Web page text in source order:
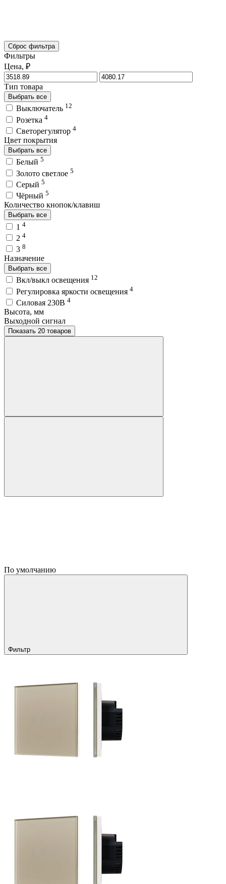
Сброс фильтра
Фильтры
Цена, ₽
Тип товара
Выбрать все
Выключатель 12
Розетка 4
Светорегулятор 4
Цвет покрытия
Выбрать все
Белый 5
Золото светлое 5
Серый 5
Чёрный 5
Количество кнопок/клавиш
Выбрать все
1 4
2 4
3 8
Назначение
Выбрать все
Вкл/выкл освещения 12
Регулировка яркости освещения 4
Силовая 230В 4
Высота, мм
Выходной сигнал
Показать 20 товаров
По умолчанию
Фильтр